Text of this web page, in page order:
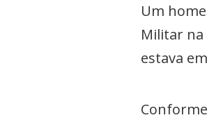
Um
Militar na
estava